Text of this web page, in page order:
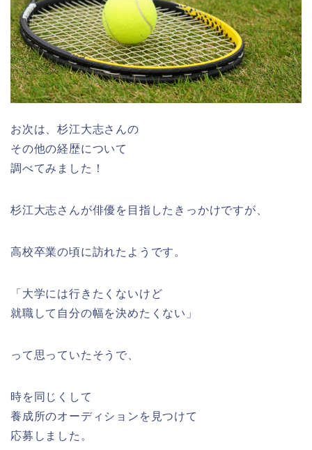
お次は、杉江大志さんの
その他の経歴について
調べてみました！
杉江大志さんが俳優を目指したきっかけですが、
高校卒業の頃に訪れたようです。
「大学には行きたくないけど
就職して自分の幅を決めたくない」
って思っていたそうで、
時を同じくして
養成所のオーディションを見つけて
応募しました。